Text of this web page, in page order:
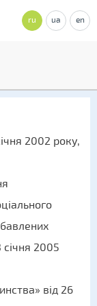
ru ua en
2002 року,
січня 2005
від 26